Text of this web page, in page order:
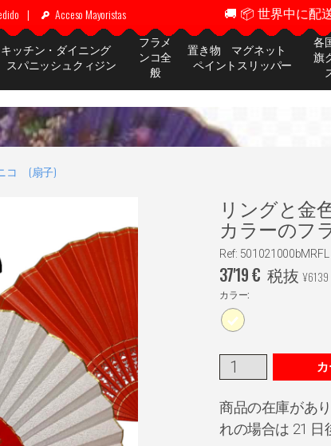
| Acceso Mayoristas 🚚 📦 世界中に配
キッチン・ダイニング
スパニッシュクィジン
フラメ
ンコ全
般
置き物 マグネット
ペイントスリッパー
各
旗
コ (扇子)
リングと金
カラーのフ
Ref: 501021000bMRFL
37'19€ 税抜 ¥6139
カラー:
商品の在庫があ
れの場合は 21 日